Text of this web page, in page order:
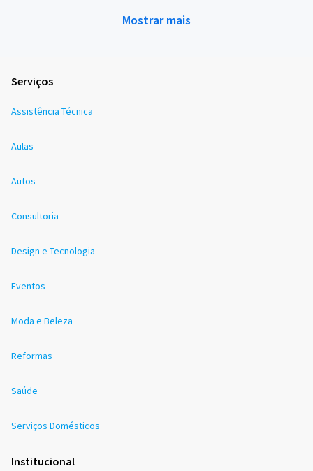
Mostrar mais
Serviços
Assistência Técnica
Aulas
Autos
Consultoria
Design e Tecnologia
Eventos
Moda e Beleza
Reformas
Saúde
Serviços Domésticos
Institucional